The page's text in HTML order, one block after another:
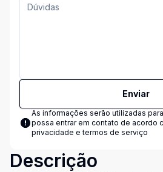
Enviar
As informações serão utilizadas
possa entrar em contato de acordo
privacidade e termos de serviço
Descrição